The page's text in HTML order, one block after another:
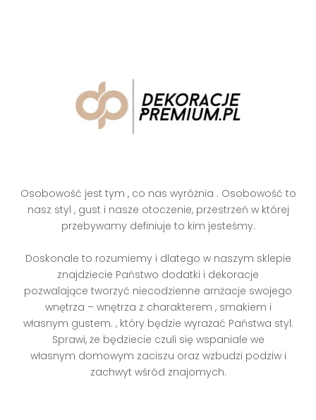
Osobowość jest tym , co nas wyróżnia . Osobowość to
nasz styl , gust i nasze otoczenie, przestrzeń w której
przebywamy definiuje to kim jesteśmy.
Doskonale to rozumiemy i dlatego w naszym sklepie
znajdziecie Państwo dodatki i dekoracje
pozwalające tworzyć niecodzienne arnżacje swojego
wnętrza – wnętrza z charakterem , smakiem i
własnym gustem. , który będzie wyrażać Państwa styl.
Sprawi, że będziecie czuli się wspaniale we
własnym domowym zaciszu oraz wzbudzi podziw i
zachwyt wśród znajomych.